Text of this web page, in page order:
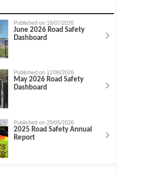
Published on 16/07/2026
June 2026 Road Safety
Dashboard
Published on 12/06/2026
May 2026 Road Safety
Dashboard
Published on 29/05/2026
2025 Road Safety Annual
Report